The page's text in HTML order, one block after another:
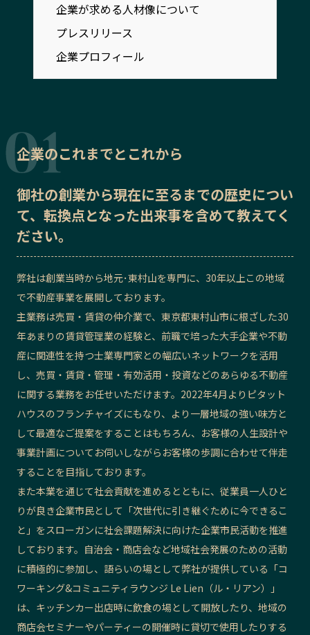
MILCプロジェクト
選出企業特別対談
Localist
イベント
地域豆知識
ニッポンの百選大全集
「人」から探す
記事ライター アンバサダー
お問い合わせ
企業が求める人材像について
プレスリリース
企業プロフィール
企業のこれまでとこれから
御社の創業から現在に至るまでの歴史につい
て、転換点となった出来事を含めて教えてく
ださい。
弊社は創業当時から地元･東村山を専門に、30年以上この地域
で不動産事業を展開しております。
主業務は売買・賃貸の仲介業で、東京都東村山市に根ざした30
年あまりの賃貸管理業の経験と、前職で培った大手企業や不動
産に関連性を持つ士業専門家との幅広いネットワークを活用
し、売買・賃貸・管理・有効活用・投資などのあらゆる不動産
に関する業務をお任せいただけます。2022年4月よりピタット
ハウスのフランチャイズにもなり、より一層地域の強い味方と
して最適なご提案をすることはもちろん、お客様の人生設計や
事業計画についてお伺いしながらお客様の歩調に合わせて伴走
することを目指しております。
また本業を通じて社会貢献を進めるとともに、従業員一人ひと
りが良き企業市民として「次世代に引き継ぐために今できるこ
と」をスローガンに社会課題解決に向けた企業市民活動を推進
しております。自治会・商店会など地域社会発展のための活動
に積極的に参加し、語らいの場として弊社が提供している「コ
ワーキング&コミュニティラウンジ Le Lien（ル・リアン）」
は、キッチンカー出店時に飲食の場として開放したり、地域の
商店会セミナーやパーティーの開催時に貸切で使用したりする